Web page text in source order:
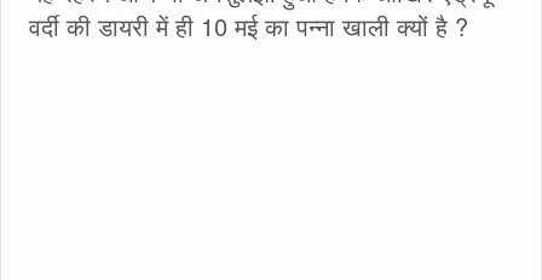
वर्दी की डायरी में ही 10 मई का पन्ना खाली क्‍यों है ?